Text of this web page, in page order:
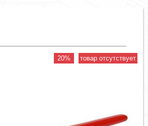
20% товар отсутствует